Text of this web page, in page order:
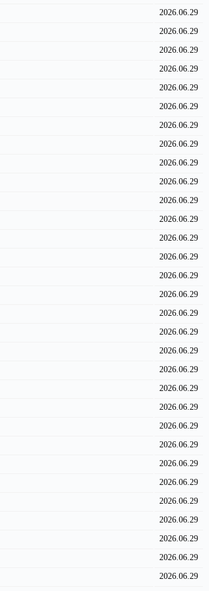
2026.06.29
2026.06.29
2026.06.29
2026.06.29
2026.06.29
2026.06.29
2026.06.29
2026.06.29
2026.06.29
2026.06.29
2026.06.29
2026.06.29
2026.06.29
2026.06.29
2026.06.29
2026.06.29
2026.06.29
2026.06.29
2026.06.29
2026.06.29
2026.06.29
2026.06.29
2026.06.29
2026.06.29
2026.06.29
2026.06.29
2026.06.29
2026.06.29
2026.06.29
2026.06.29
2026.06.29